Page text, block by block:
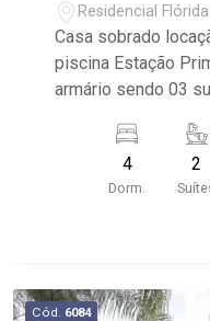
Residencial
Casa sobrado
piscina Estação
armário sendo 03 suítes - living
varanda gourmet
vestiário - quintal
vagas de garagem
4
Dorm.
2
Cód. 6084